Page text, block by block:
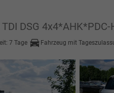
DSG
7 Tage Fahrzeug mit